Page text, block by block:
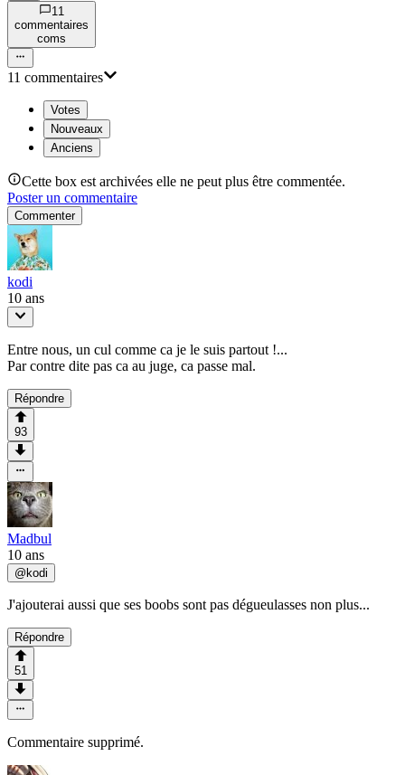
11
commentaires
coms
11 commentaires
Votes
Nouveaux
Anciens
Cette box est archivées elle ne peut plus être commentée.
Poster un commentaire
Commenter
kodi
10 ans
Entre nous, un cul comme ca je le suis partout !...
Par contre dite pas ca au juge, ca passe mal.
Répondre
93
Madbul
10 ans
@kodi
J'ajouterai aussi que ses boobs sont pas dégueulasses non plus...
Répondre
51
Commentaire supprimé.